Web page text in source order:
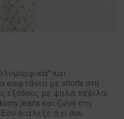
και
καφτάνια με shorts στη
εξόδους με ψηλά πέδιλα
jeans και ζώνη στη
διάλεξε ό,τι σου